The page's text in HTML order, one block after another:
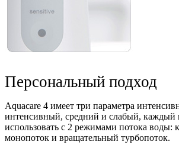
Персональный подход
Aquacare 4 имеет три параметра
интенсивный, средний и слабый, каждый
использовать с 2 режимами потока воды:
монопоток и вращательный турбопоток.